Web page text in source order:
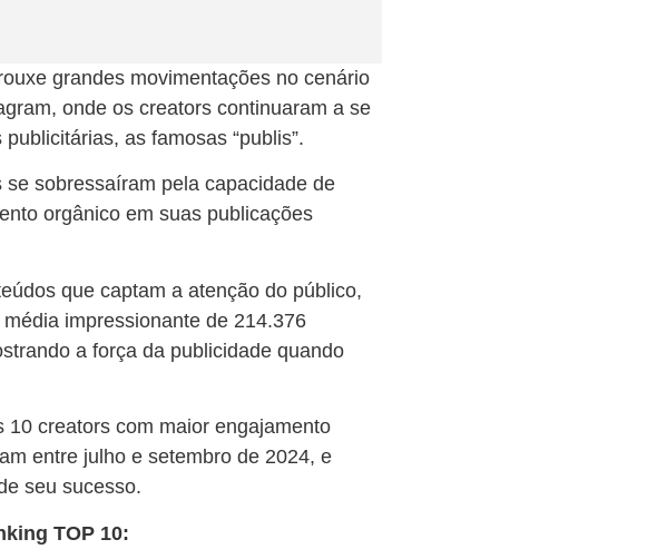
grandes movimentações no cenário
onde os creators continuaram a se
as famosas “publis”.
sobressaíram pela capacidade de
orgânico em suas publicações
que captam a atenção do público,
impressionante de 214.376
a força da publicidade quando
10 creators com maior engajamento
entre julho e setembro de 2024, e
seu sucesso.
TOP 10: